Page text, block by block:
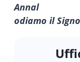
Annal
odiamo il